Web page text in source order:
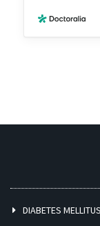
DIABETES MELLITUS